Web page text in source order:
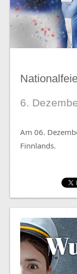
6.
Am 06.
Finnlands.